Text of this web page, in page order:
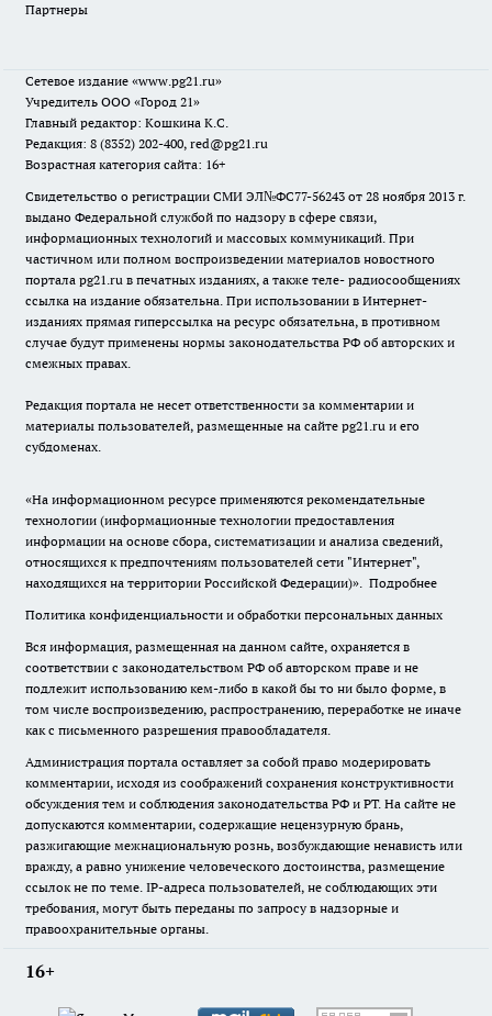
Партнеры
Сетевое издание «www.pg21.ru»
Учредитель ООО «Город 21»
Главный редактор: Кошкина К.С.
Редакция: 8 (8352) 202-400, red@pg21.ru
Возрастная категория сайта: 16+
Свидетельство о регистрации СМИ ЭЛ№ФС77-56243 от 28 ноября 2013 г.
выдано Федеральной службой по надзору в сфере связи,
информационных технологий и массовых коммуникаций. При
частичном или полном воспроизведении материалов новостного
портала pg21.ru в печатных изданиях, а также теле- радиосообщениях
ссылка на издание обязательна. При использовании в Интернет-
изданиях прямая гиперссылка на ресурс обязательна, в противном
случае будут применены нормы законодательства РФ об авторских и
смежных правах.
Редакция портала не несет ответственности за комментарии и
материалы пользователей, размещенные на сайте pg21.ru и его
субдоменах.
«На информационном ресурсе применяются рекомендательные
технологии (информационные технологии предоставления
информации на основе сбора, систематизации и анализа сведений,
относящихся к предпочтениям пользователей сети "Интернет",
находящихся на территории Российской Федерации)». Подробнее
Политика конфиденциальности и обработки персональных данных
Вся информация, размещенная на данном сайте, охраняется в
соответствии с законодательством РФ об авторском праве и не
подлежит использованию кем-либо в какой бы то ни было форме, в
том числе воспроизведению, распространению, переработке не иначе
как с письменного разрешения правообладателя.
Администрация портала оставляет за собой право модерировать
комментарии, исходя из соображений сохранения конструктивности
обсуждения тем и соблюдения законодательства РФ и РТ. На сайте не
допускаются комментарии, содержащие нецензурную брань,
разжигающие межнациональную рознь, возбуждающие ненависть или
вражду, а равно унижение человеческого достоинства, размещение
ссылок не по теме. IP-адреса пользователей, не соблюдающих эти
требования, могут быть переданы по запросу в надзорные и
правоохранительные органы.
16+